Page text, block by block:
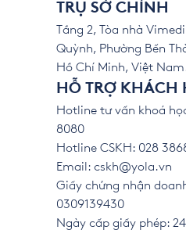
TRỤ SỞ CHÍNH
Tầng 2, Tòa nhà
Quỳnh, Phường Bến
Hồ Chí Minh, Việt
HỖ TRỢ KHÁCH
Hotline tư vấn khoá
8080
Hotline CSKH: 028
Email: cskh@yola.vn
Giấy chứng nhận
0309139430
Ngày cấp giấy phép: